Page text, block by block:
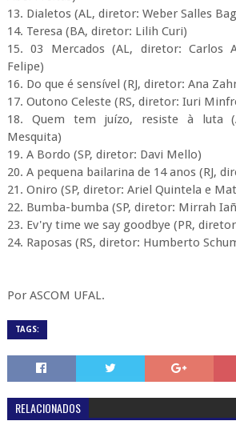
13. Dialetos (AL, diretor: Weber Salles
14. Teresa (BA, diretor: Lilih Curi)
15. 03 Mercados(AL, diretor: Carlos
Felipe)
16. Do que é sensível (RJ, diretor: Ana
17. Outono Celeste (RS, diretor: Iuri
18. Quem tem juízo, resiste à luta
Mesquita)
19. A Bordo (SP, diretor: Davi Mello)
20. A pequena bailarina de 14 anos (RJ,
21. Oniro (SP, diretor: Ariel Quintela e
22. Bumba-bumba (SP, diretor: Mirrah
23. Ev'ry time we say goodbye (PR,
24. Raposas (RS, diretor: Humberto
Por ASCOM UFAL.
TAGS:
RELACIONADOS